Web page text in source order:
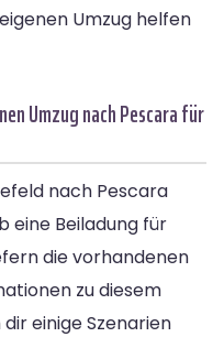
Umzug helfen
Umzug nach Pescara für
nach Pescara
eine Beiladung für
die vorhandenen
zu diesem
einige Szenarien